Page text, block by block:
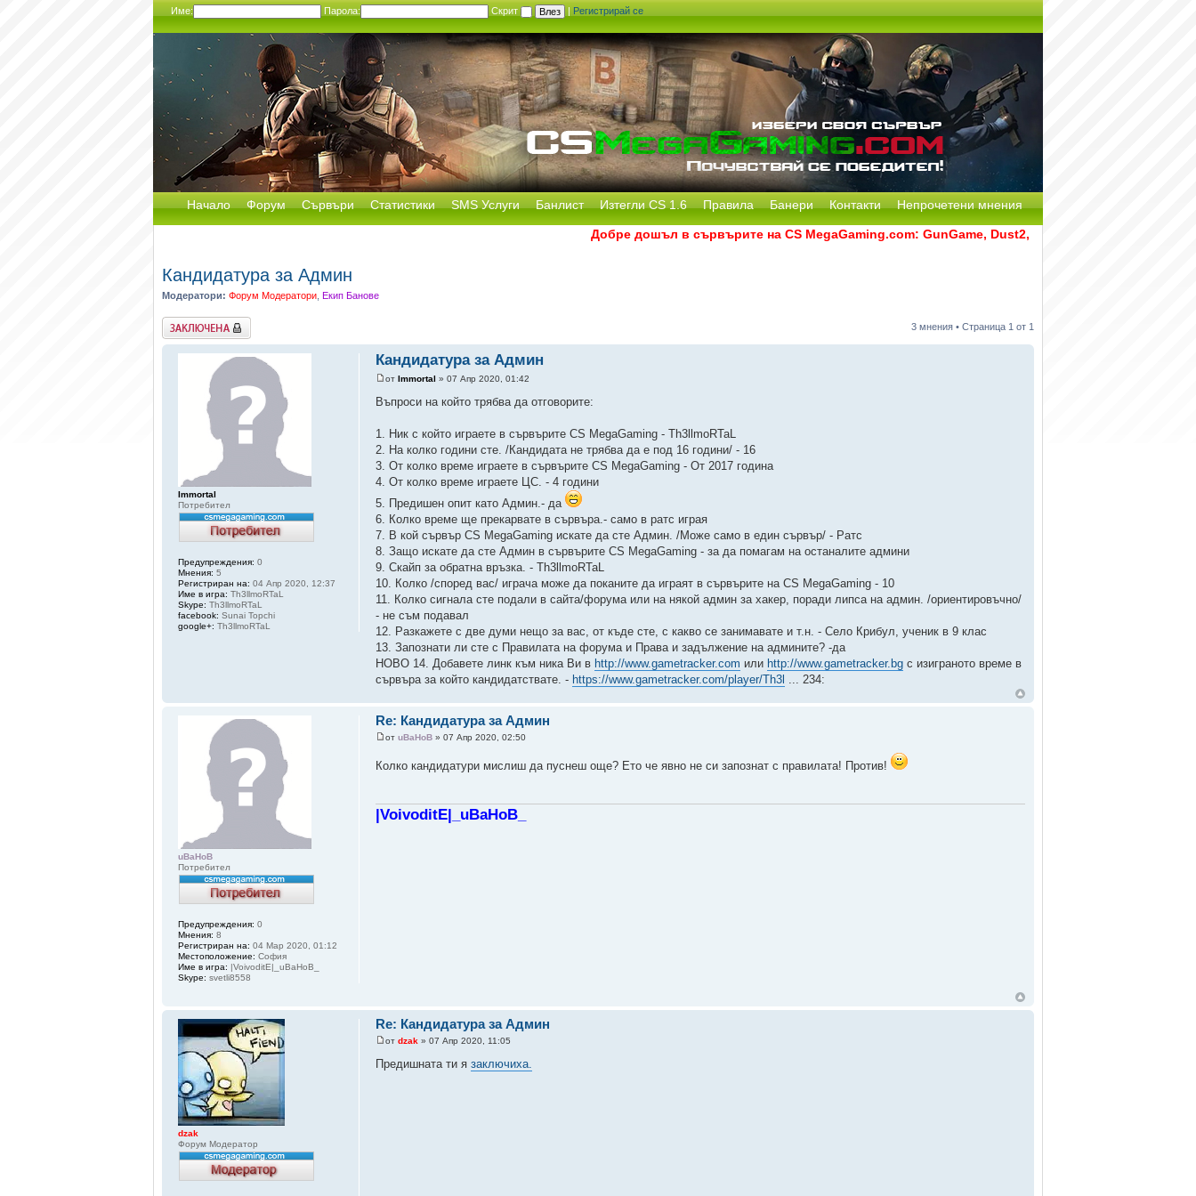
Име: Парола: Скрит | Регистрирай се
Начало Форум Сървъри Статистики SMS Услуги Банлист Изтегли CS 1.6 Правила Банери Контакти Непрочетени мнения
Добре дошъл в сървърите на CS MegaGaming.com: GunGame, Dust2, CS:GO Remake [Multi-Mod]
Кандидатура за Админ
Модератори: Форум Модератори Екип Банове
Заключена 3 мнения • Страница 1 от 1
Кандидатура за Админ
отImmortal » 07 Апр 2020, 01:42
Въпроси на който трябва да отговорите:
1. Ник с който играете в сървърите CS MegaGaming - Th3llmoRTaL
2. На колко години сте. /Кандидата не трябва да е под 16 години/ - 16
3. От колко време играете в сървърите CS MegaGaming - От 2017 година
4. От колко време играете ЦС. - 4 години
5. Предишен опит като Админ.- да
6. Колко време ще прекарвате в сървъра.- само в ратс играя
7. В кой сървър CS MegaGaming искате да сте Админ. /Може само в един сървър/ - Ратс
8. Защо искате да сте Админ в сървърите CS MegaGaming - за да помагам на останалите админи
9. Скайп за обратна връзка. - Th3llmoRTaL
10. Колко /според вас/ играча може да поканите да играят в сървърите на CS MegaGaming - 10
11. Колко сигнала сте подали в сайта/форума или на някой админ за хакер, поради липса на админ. /ориентировъчно/
- не съм подавал
12. Разкажете с две думи нещо за вас, от къде сте, с какво се занимавате и т.н. - Село Крибул, ученик в 9 клас
13. Запознати ли сте с Правилата на форума и Права и задължение на админите? -да
НОВО 14. Добавете линк към ника Ви в http://www.gametracker.com или http://www.gametracker.bg с изиграното време в
сървъра за който кандидатствате. - https://www.gametracker.com/player/Th3l ... 234:
Immortal
Потребител
Предупреждения: 0
Мнения: 5
Регистриран на: 04 Апр 2020, 12:37
Име в игра: Th3llmoRTaL
Skype: Th3llmoRTaL
facebook: Sunai Topchi
google+: Th3llmoRTaL
Re: Кандидатура за Админ
отuBaHoB » 07 Апр 2020, 02:50
Колко кандидатури мислиш да пуснеш още? Ето че явно не си запознат с правилата! Против!
|VoivoditE|_uBaHoB_
uBaHoB
Потребител
Предупреждения: 0
Мнения: 8
Регистриран на: 04 Мар 2020, 01:12
Местоположение: София
Име в игра: |VoivoditE|_uBaHoB_
Skype: svetli8558
Re: Кандидатура за Админ
отdzak » 07 Апр 2020, 11:05
Предишната ти язаключиха.
dzak
Форум Модератор